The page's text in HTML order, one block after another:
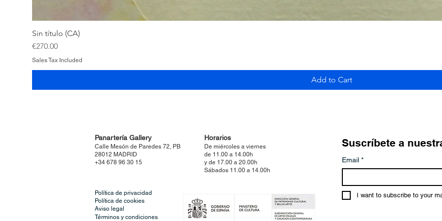
Sin título (CA)
Price
€270.00
Sales Tax Included
Add to Cart
Panartería Gallery
Calle Mesón de Paredes 72, PB
28012 MADRID
+34 678 96 30 15
Horarios
De miércoles a viernes
de 11.00 a 14.00h
y de 17.00 a 20.00h
Sábados 11.00 a 14.00h
Política de privacidad
Política de cookies
Aviso legal
Términos y condiciones
Suscríbete a
Email *
I want to subscribe to your